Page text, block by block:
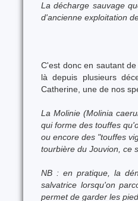
La décharge sauvage
d'ancienne exploitation
C'est donc en sautant
là depuis plusieurs
Catherine, une de nos
La Molinie (Molinia
qui forme des touffes
ou encore des "touffes
tourbière du Jouvion, ce
NB : en pratique, la
salvatrice lorsqu'on
permet de garder les